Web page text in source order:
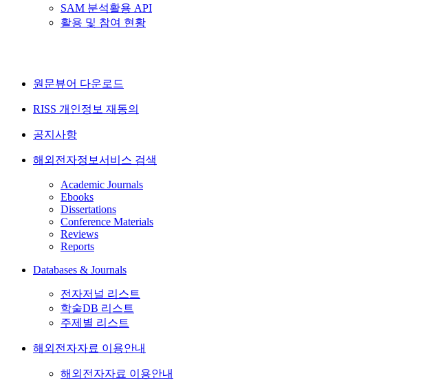
SAM 분석활용 API
활용 및 참여 현황
원문뷰어 다운로드
RISS 개인정보 재동의
공지사항
해외전자정보서비스 검색
Academic Journals
Ebooks
Dissertations
Conference Materials
Reviews
Reports
Databases & Journals
전자저널 리스트
학술DB 리스트
주제별 리스트
해외전자자료 이용안내
해외전자자료 이용안내